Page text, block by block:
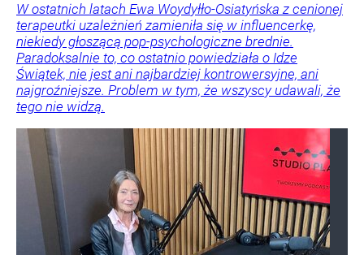
W ostatnich latach Ewa Woydyłło-Osiatyńska z cenionej
terapeutki uzależnień zamieniła się w influencerkę,
niekiedy głoszącą pop-psychologiczne brednie.
Paradoksalnie to, co ostatnio powiedziała o Idze
Świątek, nie jest ani najbardziej kontrowersyjne, ani
najgroźniejsze. Problem w tym, że wszyscy udawali, że
tego nie widzą.